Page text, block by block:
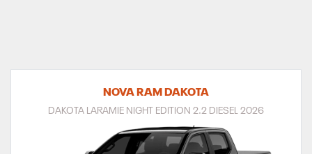
NOVA RAM DAKOTA
DAKOTA LARAMIE NIGHT EDITION 2.2 DIESEL 2026